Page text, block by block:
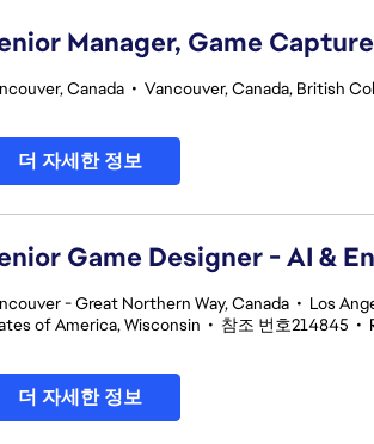
Manager, Game Capture
Canada • Vancouver, Canada, British
더 자세한 정보
Game Designer - AI &
- Great Northern Way, Canada • Los
of America, Wisconsin • 참조 번호214845 •
더 자세한 정보